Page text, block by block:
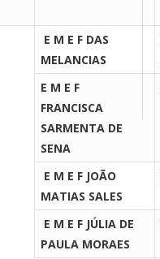
E M E F DAS
MELANCIAS
E M E F
FRANCISCA
SARMENTA DE
SENA
E M E F JOÃO
MATIAS SALES
E M E F JÚLIA DE
PAULA MORAES